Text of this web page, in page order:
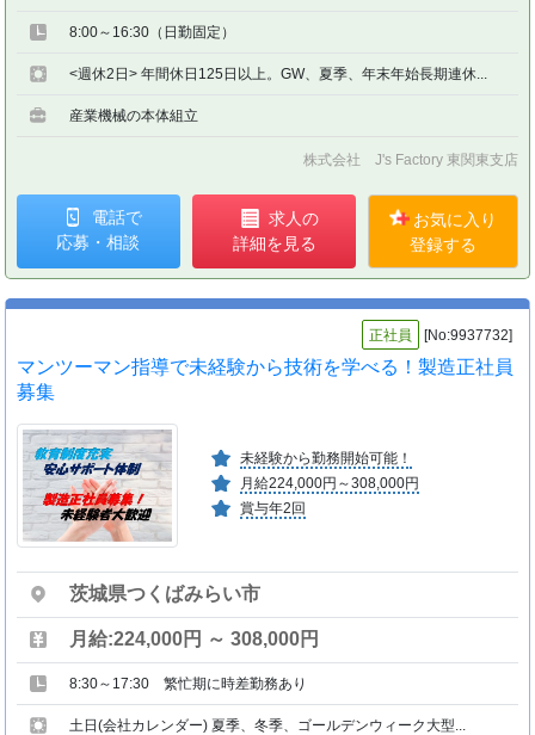
8:00～16:30（日勤固定）
<週休2日> 年間休日125日以上。GW、夏季、年末年始長期連休...
産業機械の本体組立
株式会社 J's Factory 東関東支店
電話で
応募・相談
求人の
詳細を見る
お気に入り
登録する
正社員 [No:9937732]
マンツーマン指導で未経験から技術を学べる！製造正社員
募集
未経験から勤務開始可能！
月給224,000円～308,000円
賞与年2回
茨城県つくばみらい市
月給:224,000円 ～ 308,000円
8:30～17:30 繁忙期に時差勤務あり
土日(会社カレンダー) 夏季、冬季、ゴールデンウィーク大型...